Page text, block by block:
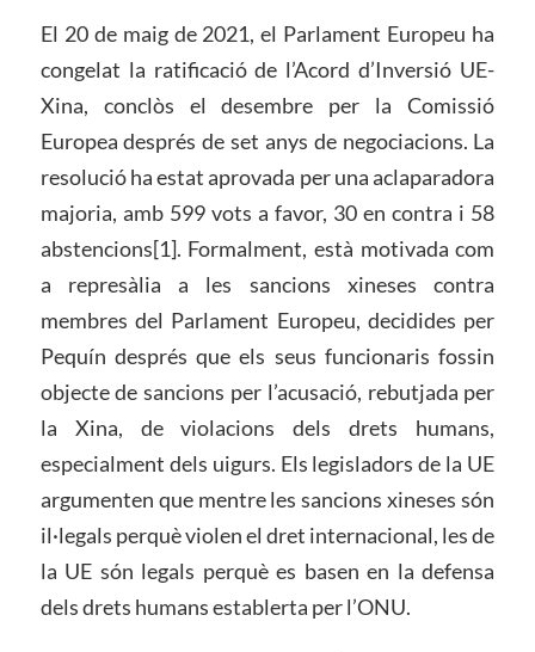
El 20 de maig de 2021, el Parlament Europeu ha
congelat la ratificació de l’Acord d’Inversió UE-
Xina, conclòs el desembre per la Comissió
Europea després de set anys de negociacions. La
resolució ha estat aprovada per una aclaparadora
majoria, amb 599 vots a favor, 30 en contra i 58
abstencions[1]. Formalment, està motivada com
a represàlia a les sancions xineses contra
membres del Parlament Europeu, decidides per
Pequín després que els seus funcionaris fossin
objecte de sancions per l’acusació, rebutjada per
la Xina, de violacions dels drets humans,
especialment dels uigurs. Els legisladors de la UE
argumenten que mentre les sancions xineses són
il·legals perquè violen el dret internacional, les de
la UE són legals perquè es basen en la defensa
dels drets humans establerta per l’ONU.